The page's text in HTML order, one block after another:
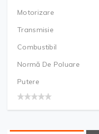
Motorizare
Transmisie
Combustibil
Normă De Poluare
Putere